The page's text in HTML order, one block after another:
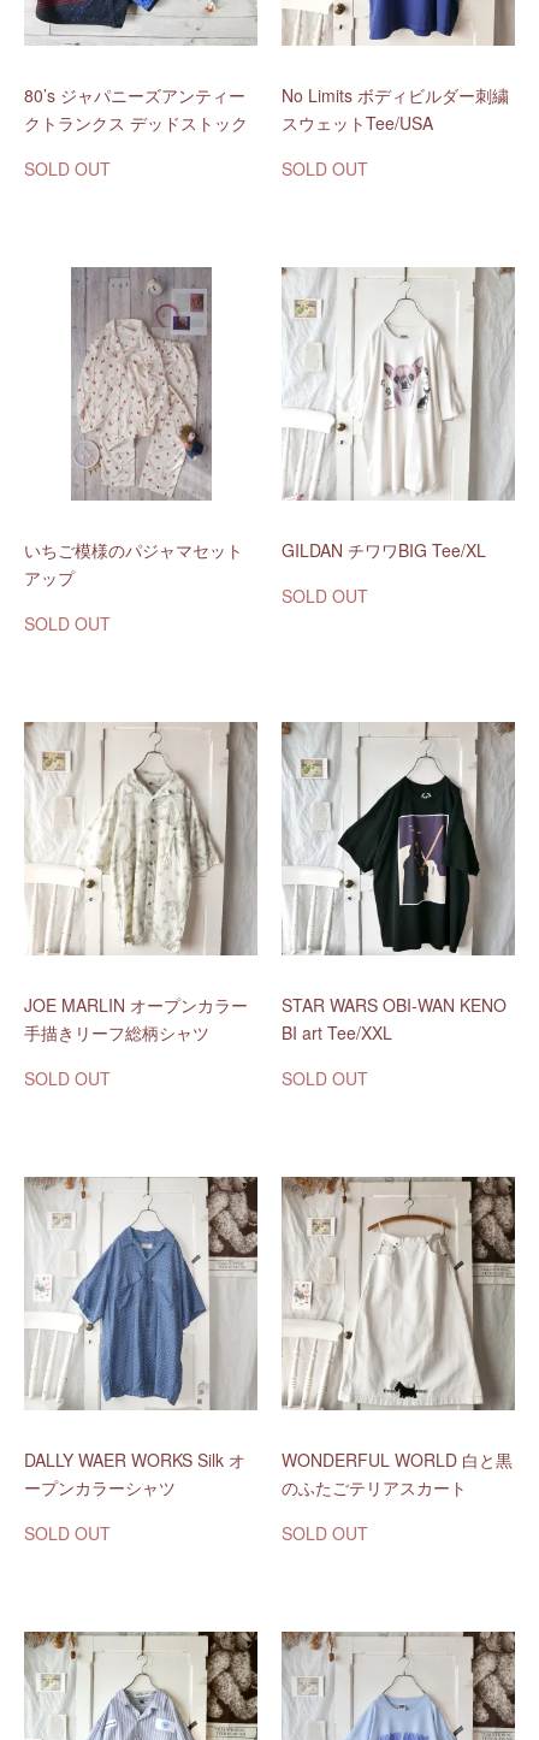
80’s ジャパニーズアンティー
クトランクス デッドストック
SOLD OUT
No Limits ボディビルダー刺繍
スウェットTee/USA
SOLD OUT
いちご模様のパジャマセット
アップ
SOLD OUT
GILDAN チワワBIG Tee/XL
SOLD OUT
JOE MARLIN オープンカラー
手描きリーフ総柄シャツ
SOLD OUT
STAR WARS OBI-WAN KENO
BI art Tee/XXL
SOLD OUT
DALLY WAER WORKS Silk オ
ープンカラーシャツ
SOLD OUT
WONDERFUL WORLD 白と黒
のふたごテリアスカート
SOLD OUT